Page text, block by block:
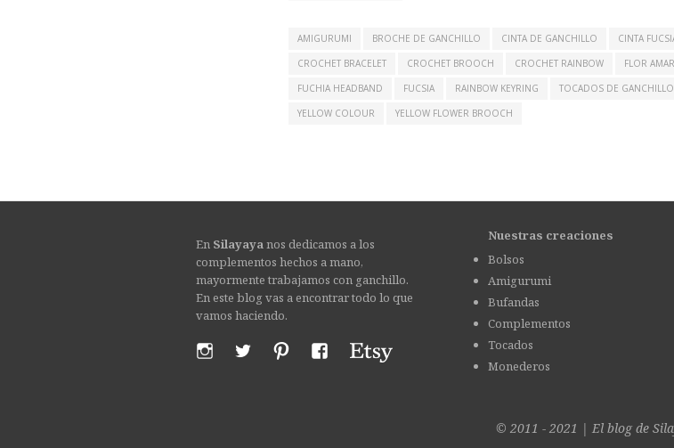
AMIGURUMI BROCHE DE GANCHILLO CINTA DE GANCHILLO CINTA
CROCHET BRACELET
CROCHET BROOCH CROCHET RAINBOW FLOR
FUCHIA HEADBAND
FUCSIA RAINBOW KEYRING TOCADOS DE GANCHILLO
YELLOW COLOUR
YELLOW FLOWER BROOCH
En Silayayanos dedicamos a los
complementos hechos a mano,
mayormente trabajamos con ganchillo.
En este blog vas a encontrar todo lo que
vamos haciendo.
Nuestras creaciones
Bolsos
Amigurumi
Bufandas
Complementos
Tocados
Monederos
© 2011 - 2021 | El blog de